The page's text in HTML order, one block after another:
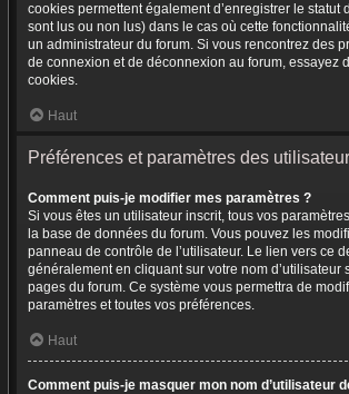
cookies permettent également d’enregistrer le statut
sont lus ou non lus) dans le cas où cette
un administrateur du forum. Si vous rencontrez des
de connexion et de déconnexion au forum, essayez
cookies.
Haut
Préférences et paramètres des
Comment puis-je modifier mes paramètres ?
Si vous êtes un utilisateur inscrit, tous vos
la base de données du forum. Vous pouvez les
panneau de contrôle de l’utilisateur. Le lien vers ce
généralement en cliquant sur votre nom d’utilisateur
pages du forum. Ce système vous permettra de
paramètres et toutes vos préférences.
Haut
Comment puis-je masquer mon nom d’utilisateur